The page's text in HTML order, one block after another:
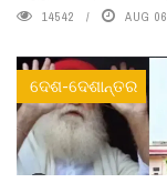
14542 AUG
ଦେଶ-ଦେଶାନ୍ତର